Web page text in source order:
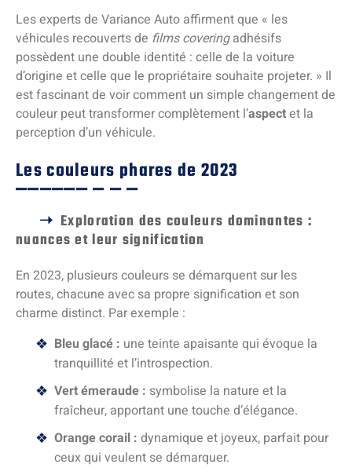
Les experts de Variance Auto affirment que « les
véhicules recouverts de films coveringadhésifs
possèdent une double identité : celle de la voiture
d’origine et celle que le propriétaire souhaite projeter. » Il
est fascinant de voir comment un simple changement de
couleur peut transformer complètement l’aspectet la
perception d’un véhicule.
Les couleurs phares de 2023
Exploration des couleurs dominantes :
nuances et leur signification
En 2023, plusieurs couleurs se démarquent sur les
routes, chacune avec sa propre signification et son
charme distinct. Par exemple :
Bleu glacé : une teinte apaisante qui évoque la
tranquillité et l’introspection.
Vert émeraude : symbolise la nature et la
fraîcheur, apportant une touche d’élégance.
Orange corail : dynamique et joyeux, parfait pour
ceux qui veulent se démarquer.